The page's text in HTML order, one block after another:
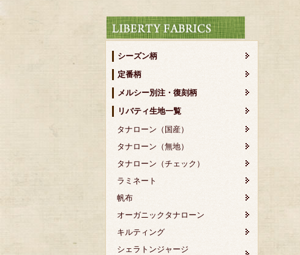
シーズン柄
定番柄
メルシー別注・復刻柄
リバティ生地一覧
タナローン（国産）
タナローン（無地）
タナローン（チェック）
ラミネート
帆布
オーガニックタナローン
キルティング
シェラトンジャージ